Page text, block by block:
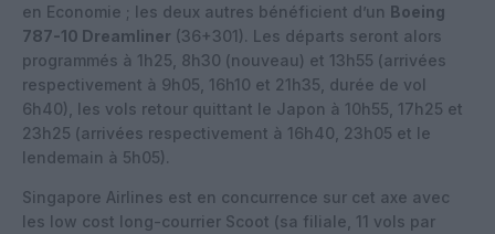
en Economie ; les deux autres bénéficient d’un Boeing
787-10 Dreamliner (36+301). Les départs seront alors
programmés à 1h25, 8h30 (nouveau) et 13h55 (arrivées
respectivement à 9h05, 16h10 et 21h35, durée de vol
6h40), les vols retour quittant le Japon à 10h55, 17h25 et
23h25 (arrivées respectivement à 16h40, 23h05 et le
lendemain à 5h05).
Singapore Airlines est en concurrence sur cet axe avec
les low cost long-courrier Scoot (sa filiale, 11 vols par